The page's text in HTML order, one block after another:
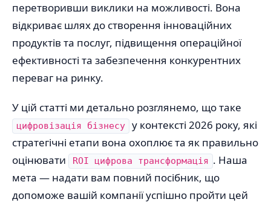
перетворивши виклики на можливості. Вона
відкриває шлях до створення інноваційних
продуктів та послуг, підвищення операційної
ефективності та забезпечення конкурентних
переваг на ринку.
У цій статті ми детально розглянемо, що таке
цифровізація бізнесу
у контексті 2026 року, які
стратегічні етапи вона охоплює та як правильно
оцінювати
ROI цифрова трансформація . Наша
мета — надати вам повний посібник, що
допоможе вашій компанії успішно пройти цей